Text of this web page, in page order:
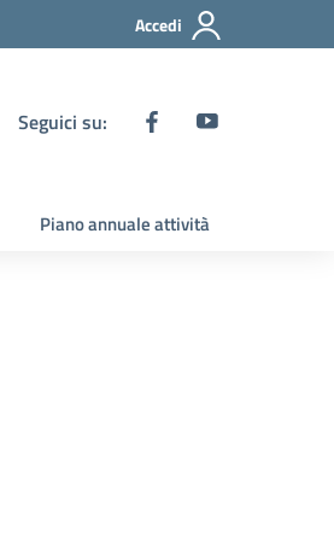
Accedi
Seguici su:
Piano annuale attività